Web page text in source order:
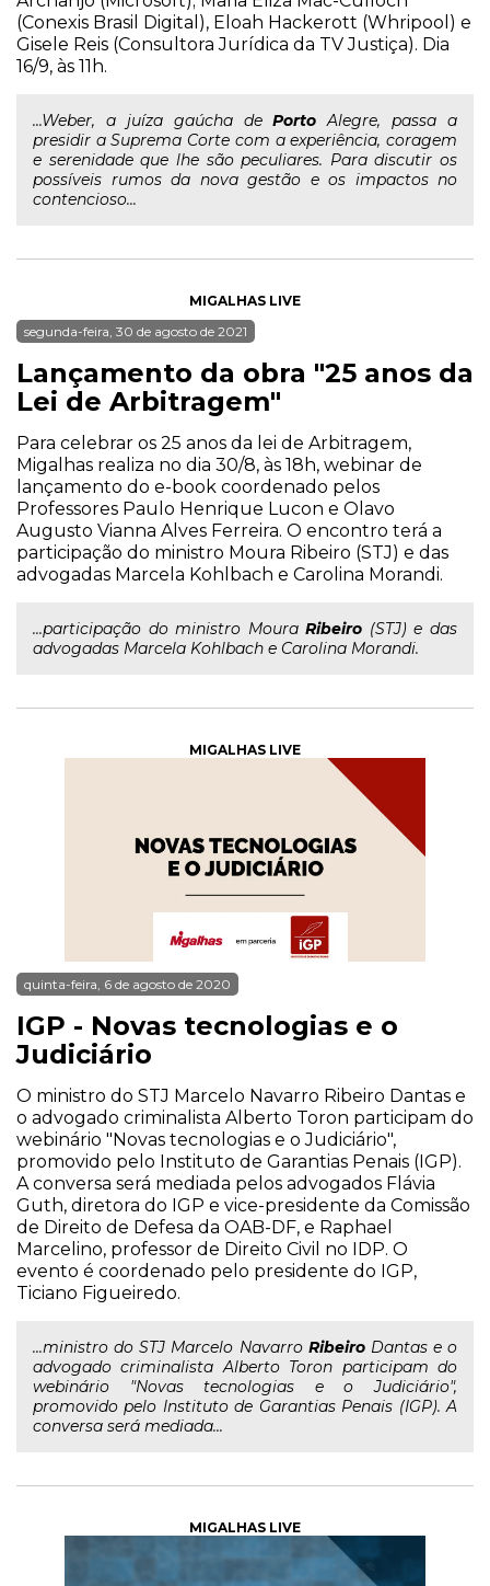
(Conexis Brasil Digital), Eloah Hackerott (Whripool) e
Gisele Reis (Consultora Jurídica da TV Justiça). Dia
16/9, às 11h.
...Weber, a juíza gaúcha dePorto Alegre, passa a
presidir a Suprema Corte com a experiência, coragem
e serenidade que lhe são peculiares. Para discutir os
possíveis rumos da nova gestão e os impactos no
contencioso...
MIGALHAS LIVE
segunda-feira, 30 de agosto de 2021
Lançamento da obra "25 anos da
Lei de Arbitragem"
Para celebrar os 25 anos da lei de Arbitragem,
Migalhas realiza no dia 30/8, às 18h, webinar de
lançamento do e-book coordenado pelos
Professores Paulo Henrique Lucon e Olavo
Augusto Vianna Alves Ferreira. O encontro terá a
participação do ministro Moura Ribeiro (STJ) e das
advogadas Marcela Kohlbach e Carolina Morandi.
...participação do ministro MouraRibeiro (STJ) e das
advogadas Marcela Kohlbach e Carolina Morandi.
MIGALHAS LIVE
quinta-feira, 6 de agosto de 2020
IGP - Novas tecnologias e o
Judiciário
O ministro do STJ Marcelo Navarro Ribeiro Dantas e
o advogado criminalista Alberto Toron participam do
webinário "Novas tecnologias e o Judiciário",
promovido pelo Instituto de Garantias Penais (IGP).
A conversa será mediada pelos advogados Flávia
Guth, diretora do IGP e vice-presidente da Comissão
de Direito de Defesa da OAB-DF, e Raphael
Marcelino, professor de Direito Civil no IDP. O
evento é coordenado pelo presidente do IGP,
Ticiano Figueiredo.
...ministro do STJ Marcelo Navarro RibeiroDantas e o
advogado criminalista Alberto Toron participam do
webinário "Novas tecnologias e o Judiciário",
promovido pelo Instituto de Garantias Penais (IGP). A
conversa será mediada...
MIGALHAS LIVE